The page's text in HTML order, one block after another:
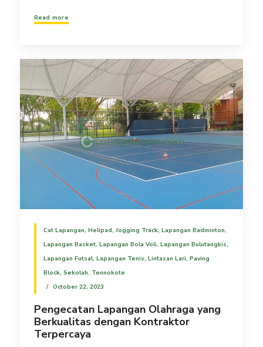
Read more
Cat Lapangan, Helipad, Jogging Track, Lapangan Badminton,
Lapangan Basket, Lapangan Bola Voli, Lapangan Bulutangkis,
Lapangan Futsal, Lapangan Tenis, Lintasan Lari, Paving
Block, Sekolah, Tennokote
October 22, 2023
Pengecatan Lapangan Olahraga yang
Berkualitas dengan Kontraktor
Terpercaya